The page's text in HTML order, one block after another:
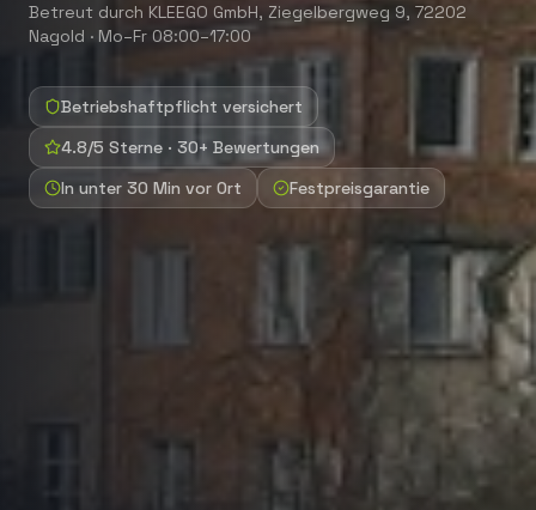
Betreut durch KLEEGO GmbH, Ziegelbergweg 9, 72202
Nagold · Mo–Fr 08:00–17:00
Betriebshaftpflicht versichert
4.8/5 Sterne · 30+ Bewertungen
In unter 30 Min vor Ort
Festpreisgarantie